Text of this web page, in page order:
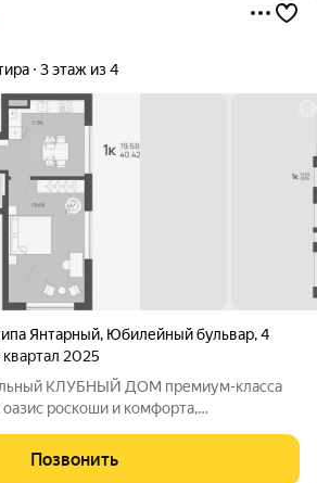
3 этаж из 4
Янтарный, Юбилейный бульвар,4
квартал 2025
КЛУБНЫЙ ДОМ премиум-класса
моря, аналогов которому нет.
воедино
Позвонить